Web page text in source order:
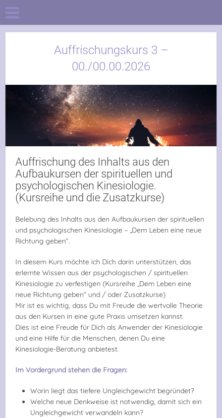
Auffrischungskurs 3 –
00./00.00.2026
Auffrischung des Inhalts aus den
Aufbaukursen der spirituellen und
psychologischen Kinesiologie.
(Kursreihe und die Zusatzkurse)
Belebung des Inhalts aus den Aufbaukursen der spirituellen
und psychologischen Kinesiologie – „Dem Leben eine neue
Richtung geben“.
In diesem Kurs möchte ich Dich darin unterstützen, das
erlernte Wissen aus der psychologischen / spirituellen
Kinesiologie zu verfestigen (Kursreihe „Dem Leben eine
neue Richtung geben“ und / oder Zusatzkurse)
Mir ist es wichtig, dass Du mit Freude die wertvolle Theorie
aus den Kursen in eine gute Praxis umsetzen kannst.
Dies ist eine Freude für Dich als Anwender der Kinesiologie
und eine Hilfe für die Menschen, denen Du eine
Kinesiologie-Beratung anbietest.
Im Vordergrund stehen die Fragen:
Worin liegt das tiefere Ungleichgewicht begründet?
Welche neue Denkweise ist notwendig, damit sich ein
Ungleichgewicht verwandeln kann?